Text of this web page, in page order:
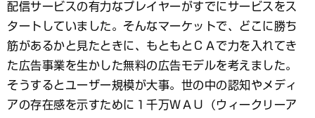
配信サービスの有力なプレイヤーがすでにサービスをス
タートしていました。そんなマーケットで、どこに勝ち
筋があるかと見たときに、もともとＣＡで力を入れてき
た広告事業を生かした無料の広告モデルを考えました。
そうするとユーザー規模が大事。世の中の認知やメディ
アの存在感を示すために１千万ＷＡＵ（ウィークリーア